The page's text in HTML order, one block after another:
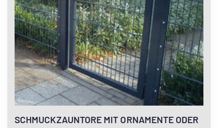
SCHMUCKZAUNTORE MIT ORNAMENTE ODER